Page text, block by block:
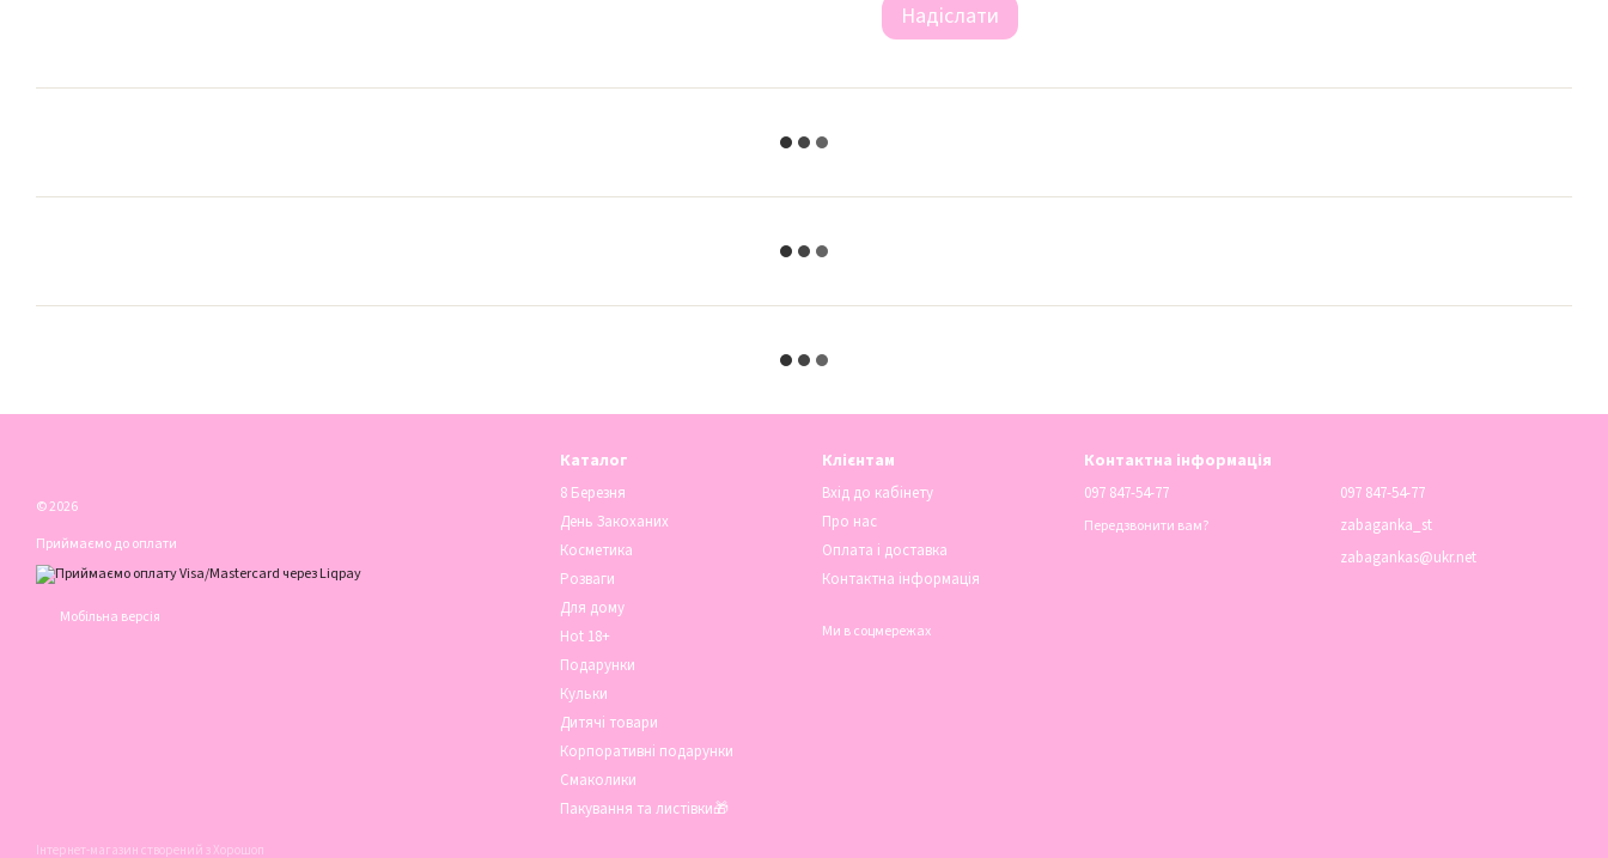
Надіслати
© 2026
Приймаємо до оплати
Мобільна версія
Інтернет-магазин створений з Хорошоп
Каталог
8 Березня
День Закоханих
Косметика
Розваги
Для дому
Hot 18+
Подарунки
Кульки
Дитячі товари
Корпоративні подарунки
Смаколики
Пакування та листівки🎁
Клієнтам
Вхід до кабінету
Про нас
Оплата і доставка
Контактна інформація
Ми в соцмережах
Контактна інформація
097 847-54-77
Передзвонити вам?
097 847-54-77
zabaganka_st
zabagankas@ukr.net